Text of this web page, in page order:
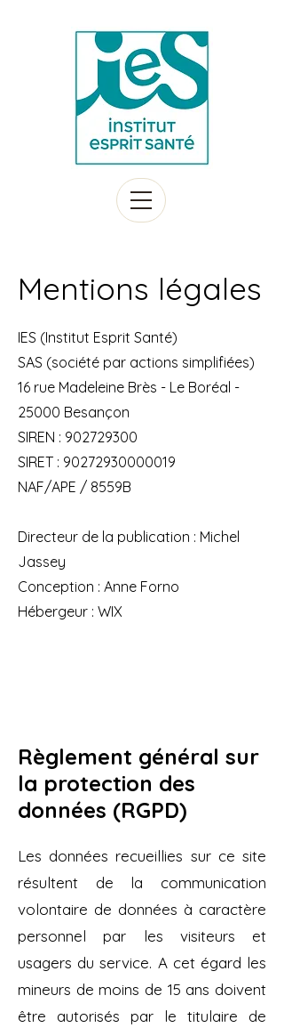
IES (Institut Esprit Santé)
SAS (société par actions simplifiées)
16 rue Madeleine Brès - Le Boréal -
25000 Besançon
SIREN : 902729300
SIRET : 90272930000019
NAF/APE / 8559B
Directeur de la publication : Michel
Jassey
Conception : Anne Forno
Hébergeur : WIX
Mentions légales
Règlement général sur
la protection des
données (RGPD)
Les données recueillies sur ce site
résultent de la communication
volontaire de données à caractère
personnel par les visiteurs et
usagers du service. A cet égard les
mineurs de moins de 15 ans doivent
être autorisés par le titulaire de